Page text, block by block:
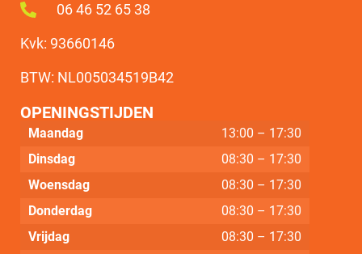
06 46 52 65 38
Kvk: 93660146
BTW: NL005034519B42
OPENINGSTIJDEN
Maandag
13:00 – 17:30
Dinsdag
08:30 – 17:30
Woensdag
08:30 – 17:30
Donderdag
08:30 – 17:30
Vrijdag
08:30 – 17:30